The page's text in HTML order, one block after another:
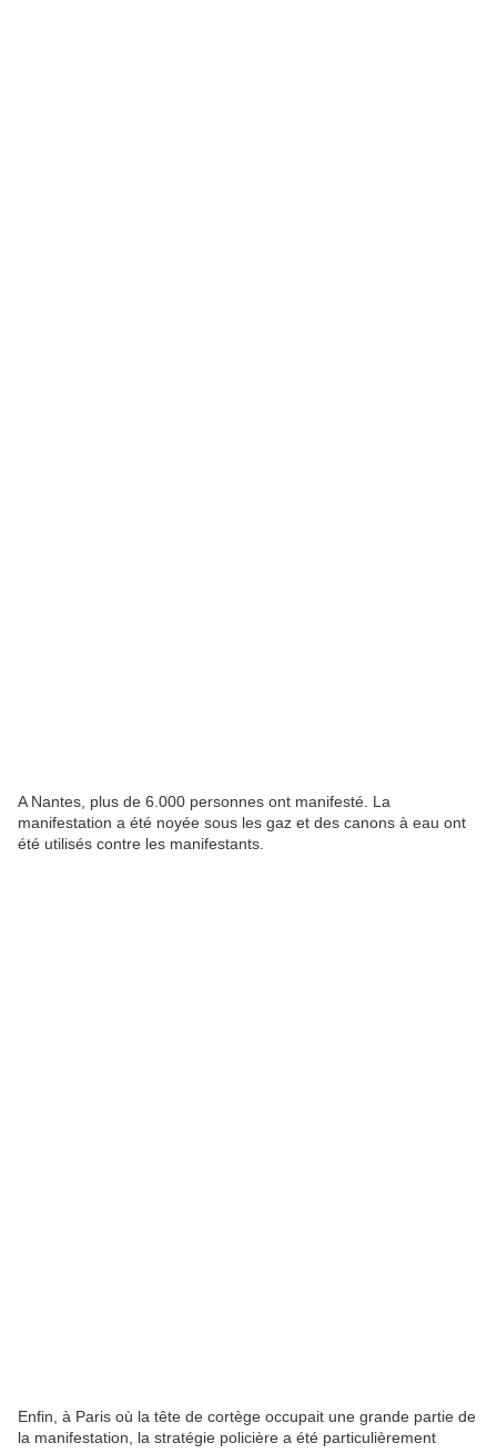
A Nantes, plus de 6.000 personnes ont manifesté. La
manifestation a été noyée sous les gaz et des canons à eau ont
été utilisés contre les manifestants.
Enfin, à Paris où la tête de cortège occupait une grande partie de
la manifestation, la stratégie policière a été particulièrement